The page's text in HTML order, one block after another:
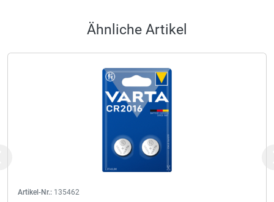
Ähnliche Artikel
Artikel-Nr.: 135462